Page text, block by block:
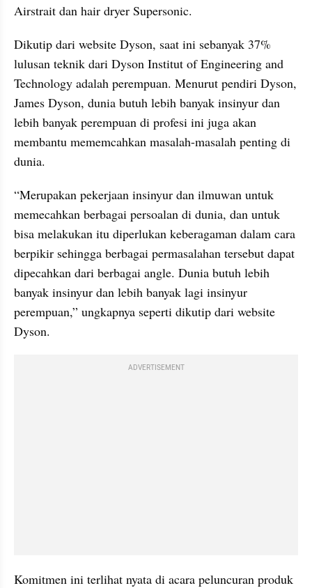
Airstrait dan hair dryer Supersonic.
Dikutip dari website Dyson, saat ini sebanyak 37%
lulusan teknik dari Dyson Institut of Engineering and
Technology adalah perempuan. Menurut pendiri Dyson,
James Dyson, dunia butuh lebih banyak insinyur dan
lebih banyak perempuan di profesi ini juga akan
membantu mememcahkan masalah-masalah penting di
dunia.
“Merupakan pekerjaan insinyur dan ilmuwan untuk
memecahkan berbagai persoalan di dunia, dan untuk
bisa melakukan itu diperlukan keberagaman dalam cara
berpikir sehingga berbagai permasalahan tersebut dapat
dipecahkan dari berbagai angle. Dunia butuh lebih
banyak insinyur dan lebih banyak lagi insinyur
perempuan,” ungkapnya seperti dikutip dari website
Dyson.
ADVERTISEMENT
Komitmen ini terlihat nyata di acara peluncuran produk